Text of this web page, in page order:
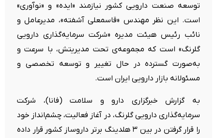
​توسعه‌ صنعت دارویی کشور نیازمند «ایده» و «نوآوری»
است. این نظر مهندس «قاسمعلی آشفته»، مدیرعامل و
نائب رئیس هیئت مدیره «شرکت سرمایه‌گذاری دارویی
گلرنگ» است که مجموعه‌ی تحت مدیریتش، با سرعت و
به‌صورت گسترده در حال تغییر و توسعه‌ تخصصی و
مسئولانه‌ بازار دارویی ایران است.
به گزارش خبرگزاری دارو و سلامت (فانا)، شرکت
سرمایه‌گذاری دارویی گلرنگ، در آغاز فعالیت، چشم‌انداز خود
را قرار گرفتن در بین ۳ هلدینگ برتر داروساز کشور قرار داده